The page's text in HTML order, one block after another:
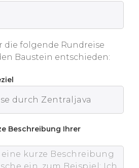
die folgende Rundreise
Baustein entschieden:
Beschreibung Ihrer